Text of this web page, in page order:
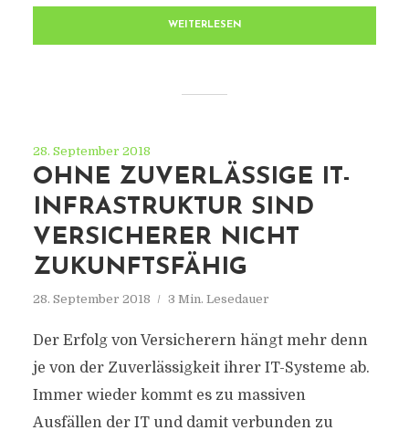
WEITERLESEN
28. September 2018
OHNE ZUVERLÄSSIGE IT-
INFRASTRUKTUR SIND
VERSICHERER NICHT
ZUKUNFTSFÄHIG
28. September 2018 3 Min. Lesedauer
Der Erfolg von Versicherern hängt mehr denn
je von der Zuverlässigkeit ihrer IT-Systeme ab.
Immer wieder kommt es zu massiven
Ausfällen der IT und damit verbunden zu